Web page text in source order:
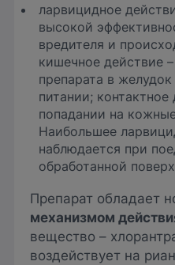
ларвицидное
высокой
вредителя и
кишечное действие
препарата в
питании; контактное
попадании на
Наибольшее
наблюдается при
обработанной
Препарат обладает
механизмом
вещество –
воздействует на